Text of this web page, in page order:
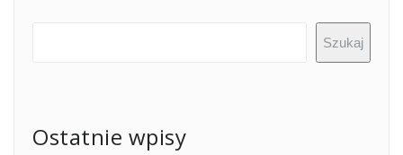
Szukaj
Ostatnie wpisy